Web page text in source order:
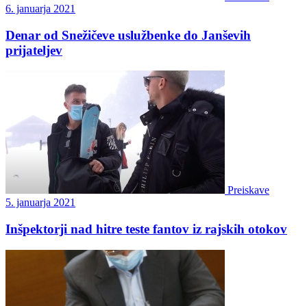
6. januarja 2021
Denar od Snežičeve uslužbenke do Janševih
prijateljev
Preiskave
5. januarja 2021
Inšpektorji nad hitre teste fantov iz rajskih otokov